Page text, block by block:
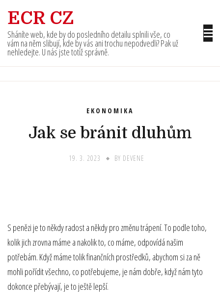
content
ECR CZ
Sháníte web, kde by do posledního detailu splnili vše, co
vám na něm slibují, kde by vás ani trochu nepodvedli? Pak už
nehledejte. U nás jste totiž správně.
EKONOMIKA
Jak se bránit dluhům
19. 3. 2023 BY DEVENE
S penězi je to někdy radost a někdy pro změnu trápení. To podle toho,
kolik jich zrovna máme a nakolik to, co máme, odpovídá našim
potřebám. Když máme tolik finančních prostředků, abychom si za ně
mohli pořídit všechno, co potřebujeme, je nám dobře, když nám tyto
dokonce přebývají, je to ještě lepší.